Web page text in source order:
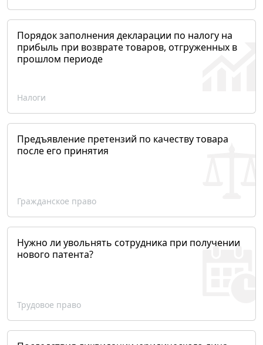
Порядок заполнения декларации по налогу на
прибыль при возврате товаров, отгруженных в
прошлом периоде
Налоги
Предъявление претензий по качеству товара
после его принятия
Гражданское право
Нужно ли увольнять сотрудника при получении
нового патента?
Трудовое право